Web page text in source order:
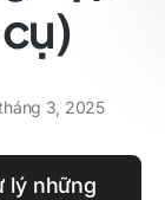
3, 2025
lý những